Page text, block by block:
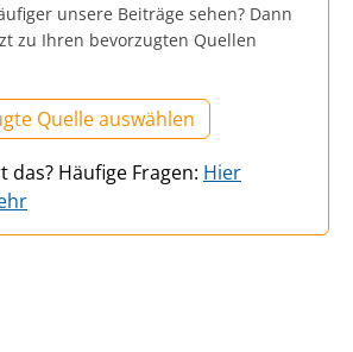
unsere Beiträge sehen? Dann
zu Ihren bevorzugten Quellen
Quelle auswählen
Häufige Fragen: Hier